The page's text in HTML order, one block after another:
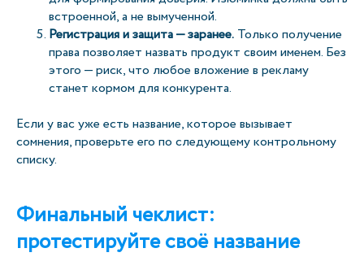
встроенной, а не вымученной.
Регистрация и защита — заранее. Только получение
права позволяет назвать продукт своим именем. Без
этого — риск, что любое вложение в рекламу
станет кормом для конкурента.
Если у вас уже есть название, которое вызывает
сомнения, проверьте его по следующему контрольному
списку.
Финальный чеклист:
протестируйте своё название